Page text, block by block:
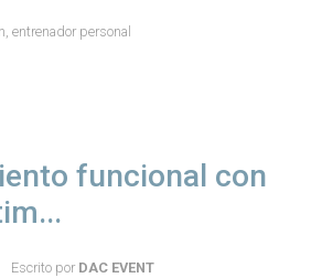
, entrenador personal
funcional con
Escrito por DAC EVENT